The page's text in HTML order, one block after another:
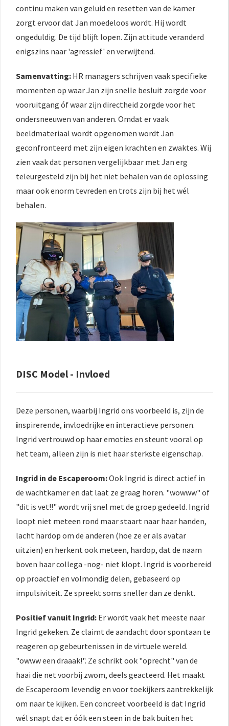
continu maken van geluid en resetten van de kamer
zorgt ervoor dat Jan moedeloos wordt. Hij wordt
ongeduldig. De tijd blijft lopen. Zijn attitude veranderd
enigszins naar 'agressief' en verwijtend.
Samenvatting: HR managers schrijven vaak specifieke
momenten op waar Jan zijn snelle besluit zorgde voor
vooruitgang óf waar zijn directheid zorgde voor het
ondersneeuwen van anderen. Omdat er vaak
beeldmateriaal wordt opgenomen wordt Jan
geconfronteerd met zijn eigen krachten en zwaktes. Wij
zien vaak dat personen vergelijkbaar met Jan erg
teleurgesteld zijn bij het niet behalen van de oplossing
maar ook enorm tevreden en trots zijn bij het wél
behalen.
DISC Model - Invloed
Deze personen, waarbij Ingrid ons voorbeeld is, zijn de
inspirerende, invloedrijke en interactieve personen.
Ingrid vertrouwd op haar emoties en steunt vooral op
het team, alleen zijn is niet haar sterkste eigenschap.
Ingrid in de Escaperoom:Ook Ingrid is direct actief in
de wachtkamer en dat laat ze graag horen. "wowww" of
"dit is vet!!" wordt vrij snel met de groep gedeeld. Ingrid
loopt niet meteen rond maar staart naar haar handen,
lacht hardop om de anderen (hoe ze er als avatar
uitzien) en herkent ook meteen, hardop, dat de naam
boven haar collega -nog- niet klopt. Ingrid is voorbereid
op proactief en volmondig delen, gebaseerd op
impulsiviteit. Ze spreekt soms sneller dan ze denkt.
Positief vanuit Ingrid: Er wordt vaak het meeste naar
Ingrid gekeken. Ze claimt de aandacht door spontaan te
reageren op gebeurtenissen in de virtuele wereld.
"owww een draaak!". Ze schrikt ook "oprecht" van de
haai die net voorbij zwom, deels geacteerd. Het maakt
de Escaperoom levendig en voor toekijkers aantrekkelijk
om naar te kijken. Een concreet voorbeeld is dat Ingrid
wél snapt dat er óók een steen in de bak buiten het